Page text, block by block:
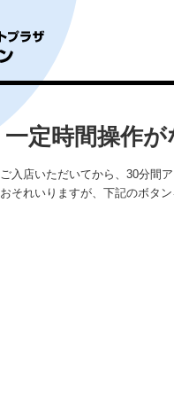
一定時間操作
ご入店いただいてから、30分間
おそれいりますが、下記のボタ